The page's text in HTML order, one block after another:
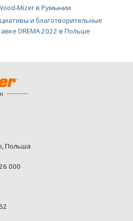
Mizer в Румынии
и благотворительные
DREMA 2022 в Польше
Польша
000